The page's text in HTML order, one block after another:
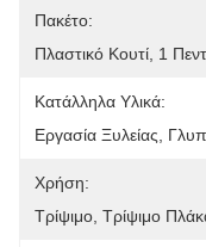
Πακέτο:
Πλαστικό Κουτί, 1
Κατάλληλα Υλικά:
Εργασία Ξυλείας,
Χρήση:
Τρίψιμο, Τρίψιμο